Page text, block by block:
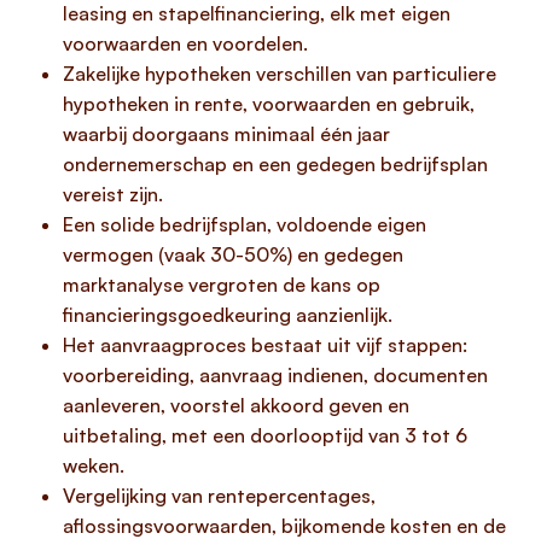
leasing en stapelfinanciering, elk met eigen
voorwaarden en voordelen.
Zakelijke hypotheken verschillen van particuliere
hypotheken in rente, voorwaarden en gebruik,
waarbij doorgaans minimaal één jaar
ondernemerschap en een gedegen bedrijfsplan
vereist zijn.
Een solide bedrijfsplan, voldoende eigen
vermogen (vaak 30-50%) en gedegen
marktanalyse vergroten de kans op
financieringsgoedkeuring aanzienlijk.
Het aanvraagproces bestaat uit vijf stappen:
voorbereiding, aanvraag indienen, documenten
aanleveren, voorstel akkoord geven en
uitbetaling, met een doorlooptijd van 3 tot 6
weken.
Vergelijking van rentepercentages,
aflossingsvoorwaarden, bijkomende kosten en de